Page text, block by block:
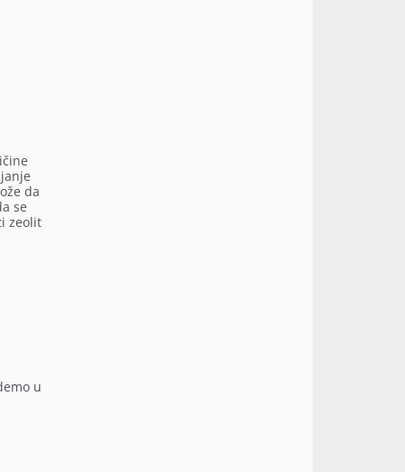
da
se
zeolit
u